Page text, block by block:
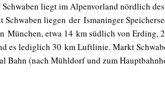
liegt im Alpenvorland nördlich
liegen der Ismaninger
München, etwa 14 km südlich von Erding,
es lediglich 30 km Luftlinie. Markt
Bahn (nach Mühldorf und zum